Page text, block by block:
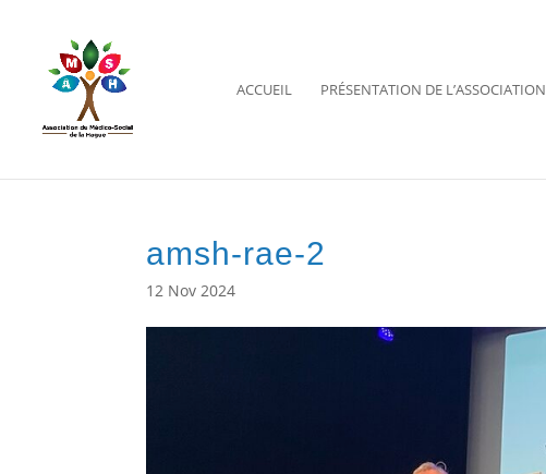
Ouvrir la barre d’outils
ACCUEIL PRÉSENTATION DE L’ASSOCIATION
amsh-rae-2
12 Nov 2024